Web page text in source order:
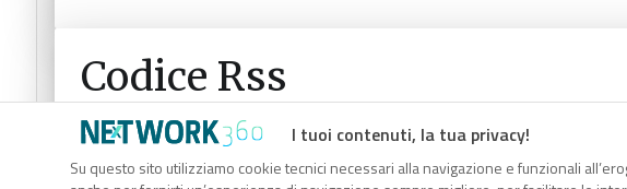
I tuoi contenuti, la tua privacy!
Su questo sito utilizziamo cookie tecnici necessari alla navigazione e funzionali
Codice Rss
RSS link